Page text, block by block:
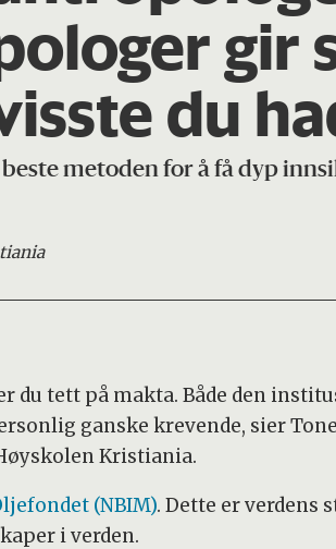
gir
du
metoden for å få dyp
tett på makta. Både den
ganske krevende, sier
Kristiania.
(NBIM). Dette er verdens
i verden.